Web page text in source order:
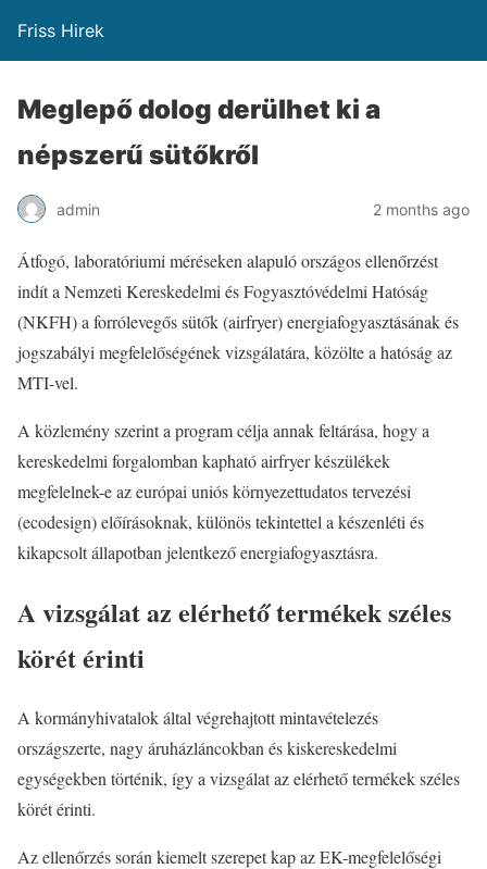
Friss Hirek
Meglepő dolog derülhet ki a
népszerű sütőkről
admin 2 months ago
Átfogó, laboratóriumi méréseken alapuló országos ellenőrzést
indít a Nemzeti Kereskedelmi és Fogyasztóvédelmi Hatóság
(NKFH) a forrólevegős sütők (airfryer) energiafogyasztásának és
jogszabályi megfelelőségének vizsgálatára, közölte a hatóság az
MTI-vel.
A közlemény szerint a program célja annak feltárása, hogy a
kereskedelmi forgalomban kapható airfryer készülékek
megfelelnek-e az európai uniós környezettudatos tervezési
(ecodesign) előírásoknak, különös tekintettel a készenléti és
kikapcsolt állapotban jelentkező energiafogyasztásra.
A vizsgálat az elérhető termékek széles
körét érinti
A kormányhivatalok által végrehajtott mintavételezés
országszerte, nagy áruházláncokban és kiskereskedelmi
egységekben történik, így a vizsgálat az elérhető termékek széles
körét érinti.
Az ellenőrzés során kiemelt szerepet kap az EK-megfelelőségi